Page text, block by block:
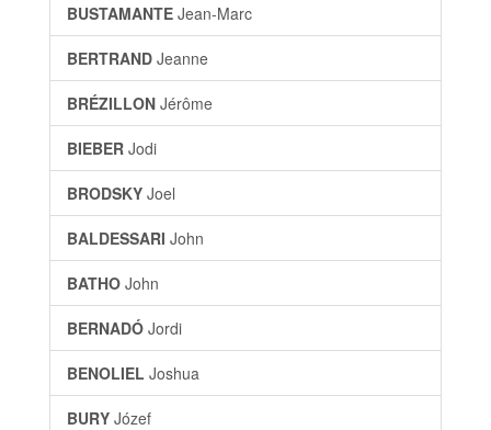
BUSTAMANTE Jean-Marc
BERTRAND Jeanne
BRÉZILLON Jérôme
BIEBER Jodi
BRODSKY Joel
BALDESSARI John
BATHO John
BERNADÓ Jordi
BENOLIEL Joshua
BURY Józef